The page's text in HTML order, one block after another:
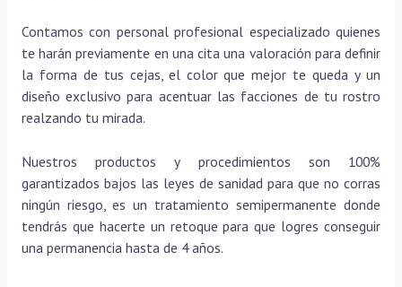
Contamos con personal profesional especializado quienes
te harán previamente en una cita una valoración para definir
la forma de tus cejas, el color que mejor te queda y un
diseño exclusivo para acentuar las facciones de tu rostro
realzando tu mirada.
Nuestros productos y procedimientos son 100%
garantizados bajos las leyes de sanidad para que no corras
ningún riesgo, es un tratamiento semipermanente donde
tendrás que hacerte un retoque para que logres conseguir
una permanencia hasta de 4 años.